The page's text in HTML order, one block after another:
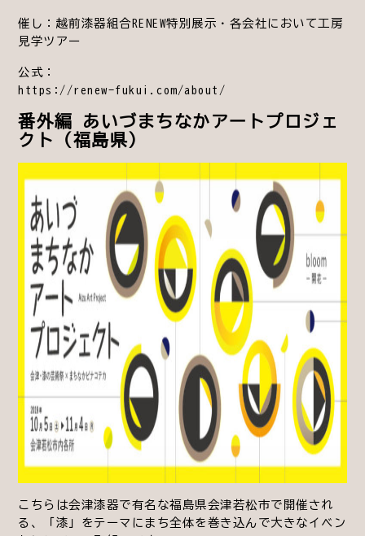
催し：越前漆器組合RENEW特別展示・各会社において工房
見学ツアー
公式：
https://renew-fukui.com/about/
番外編 あいづまちなかアートプロジェ
クト（福島県）
こちらは会津漆器で有名な福島県会津若松市で開催され
る、「漆」をテーマにまち全体を巻き込んで大きなイベン